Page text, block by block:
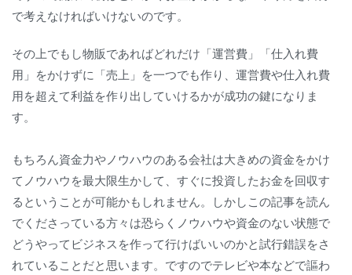
で考えなければいけないのです。
その上でもし物販であればどれだけ「運営費」「仕入れ費
用」をかけずに「売上」を一つでも作り、運営費や仕入れ費
用を超えて利益を作り出していけるかが成功の鍵になりま
す。
もちろん資金力やノウハウのある会社は大きめの資金をかけ
てノウハウを最大限生かして、すぐに投資したお金を回収す
るということが可能かもしれません。しかしこの記事を読ん
でくださっている方々は恐らくノウハウや資金のない状態で
どうやってビジネスを作って行けばいいのかと試行錯誤をさ
れていることだと思います。ですのでテレビや本などで謳わ